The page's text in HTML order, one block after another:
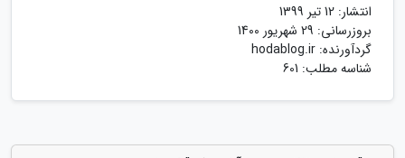
انتشار: 12 تیر 1399
بروزرسانی: 29 شهریور 1400
گردآورنده: hodablog.ir
شناسه مطلب: 601